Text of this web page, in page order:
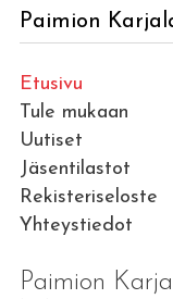
Paimion
Etusivu
Tule mukaan
Uutiset
Jäsentilastot
Rekisteriseloste
Yhteystiedot
Paimion